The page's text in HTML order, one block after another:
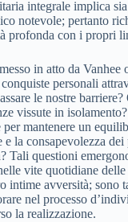
integrale implica
notevole; pertanto
profonda con i propri
in atto da Vanhee
personali
le nostre
vissute in
per mantenere un
e la consapevolezza
Tali questioni
vite quotidiane delle
intime avversità; sono
nel processo
la realizzazione.